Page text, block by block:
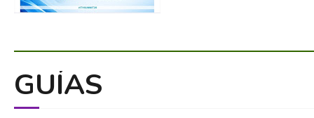
GUÍAS